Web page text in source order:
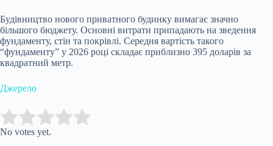
Будівництво нового приватного будинку вимагає значно
більшого бюджету. Основні витрати припадають на зведення
фундаменту, стін та покрівлі. Середня вартість такого
“фундаменту” у 2026 році складає приблизно 395 доларів за
квадратний метр.
Джерело
Rate this item:
No votes yet.